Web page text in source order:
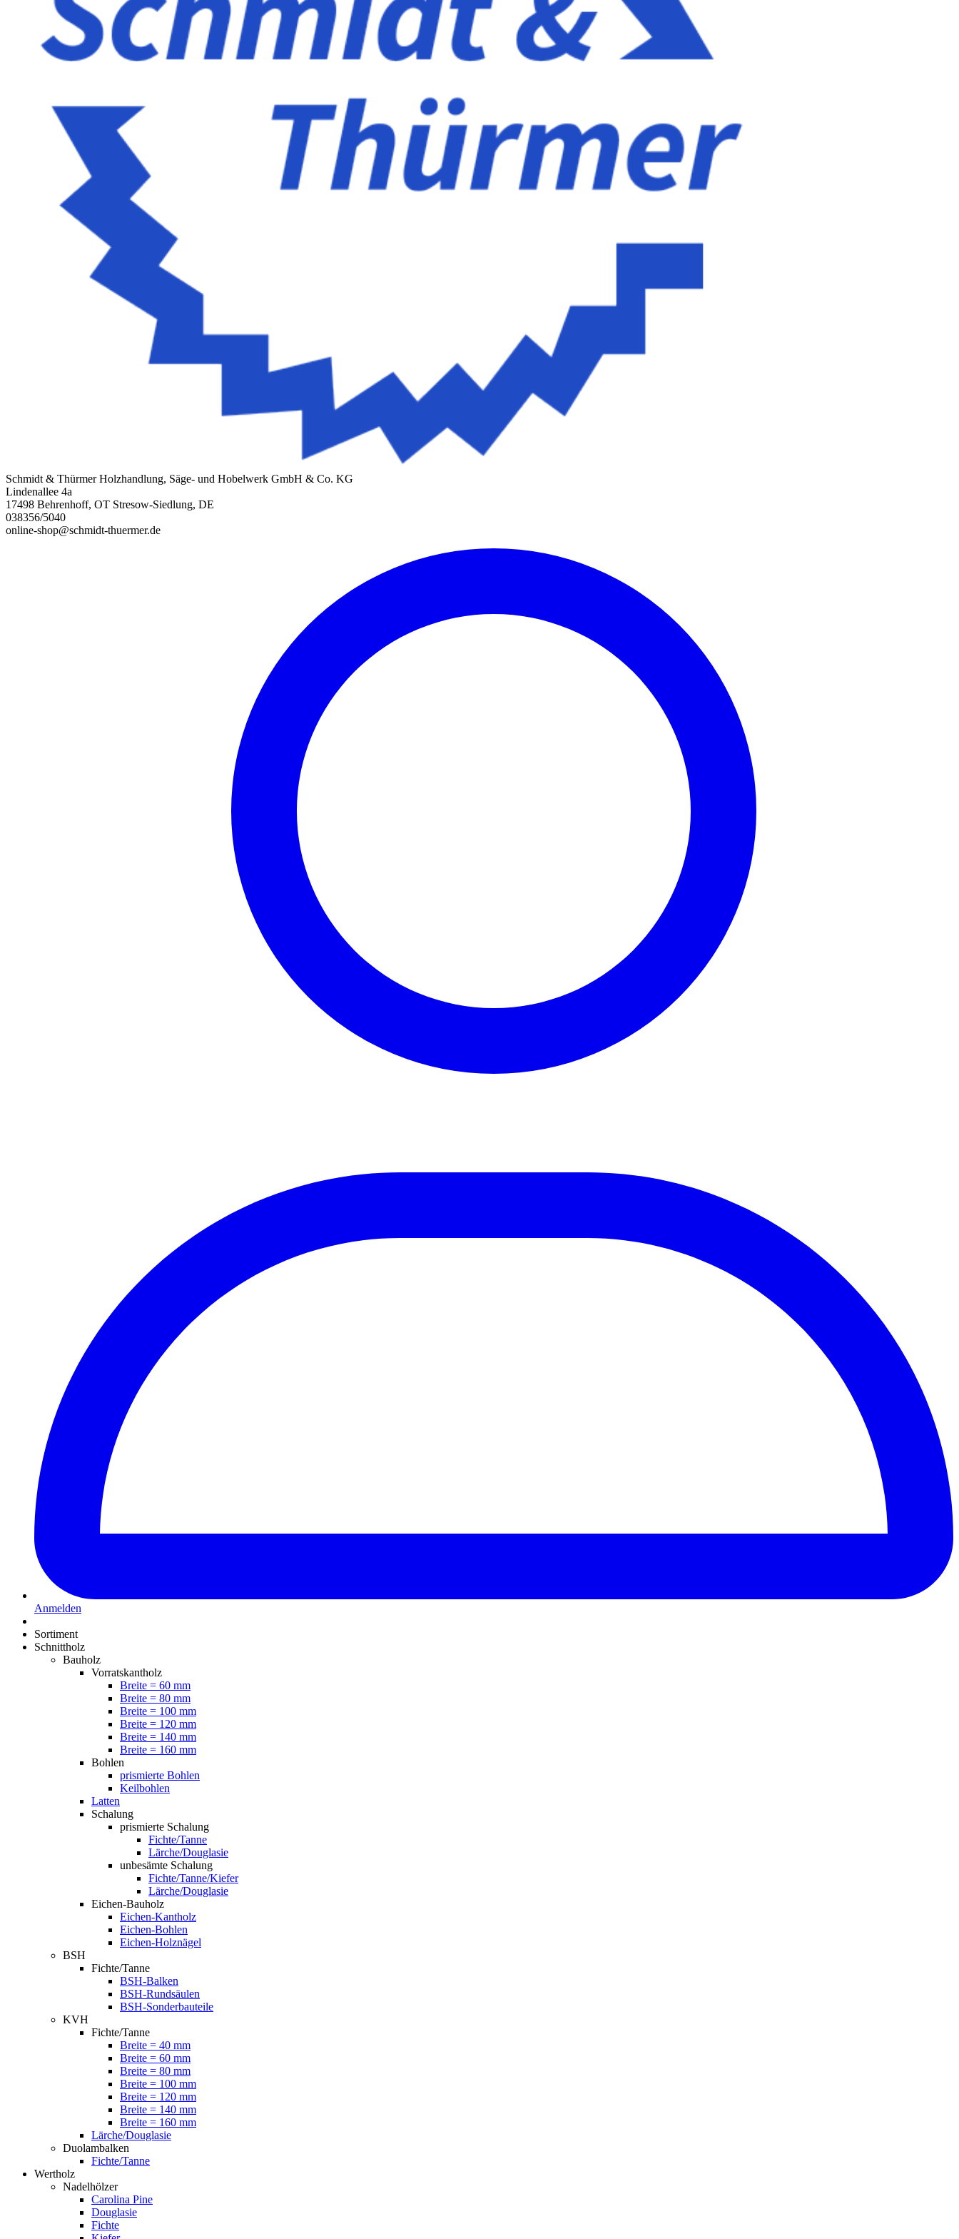
Schmidt & Thürmer Holzhandlung, Säge- und Hobelwerk GmbH & Co. KG
Lindenallee 4a
17498 Behrenhoff, OT Stresow-Siedlung, DE
038356/5040
online-shop@schmidt-thuermer.de
Anmelden
Sortiment
Schnittholz
Bauholz
Vorratskantholz
Breite = 60 mm
Breite = 80 mm
Breite = 100 mm
Breite = 120 mm
Breite = 140 mm
Breite = 160 mm
Bohlen
prismierte Bohlen
Keilbohlen
Latten
Schalung
prismierte Schalung
Fichte/Tanne
Lärche/Douglasie
unbesämte Schalung
Fichte/Tanne/Kiefer
Lärche/Douglasie
Eichen-Bauholz
Eichen-Kantholz
Eichen-Bohlen
Eichen-Holznägel
BSH
Fichte/Tanne
BSH-Balken
BSH-Rundsäulen
BSH-Sonderbauteile
KVH
Fichte/Tanne
Breite = 40 mm
Breite = 60 mm
Breite = 80 mm
Breite = 100 mm
Breite = 120 mm
Breite = 140 mm
Breite = 160 mm
Lärche/Douglasie
Duolambalken
Fichte/Tanne
Wertholz
Nadelhölzer
Carolina Pine
Douglasie
Fichte